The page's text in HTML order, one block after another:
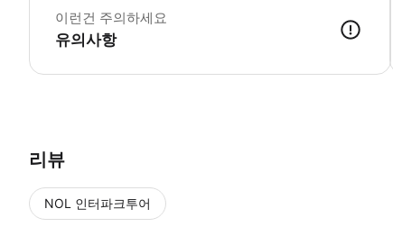
이런건 주의하세요
유의사항
리뷰
NOL 인터파크투어